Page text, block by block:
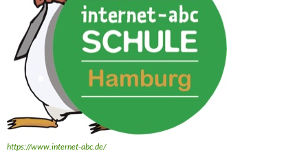
https://www.internet-abc.de/